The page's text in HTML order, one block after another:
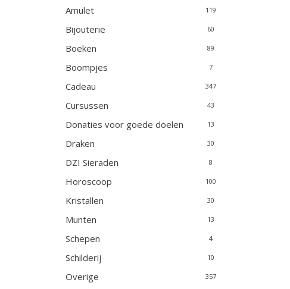
Amulet 119
Bijouterie 60
Boeken 89
Boompjes 7
Cadeau 347
Cursussen 43
Donaties voor goede doelen 13
Draken 30
DZI Sieraden 8
Horoscoop 100
Kristallen 30
Munten 13
Schepen 4
Schilderij 10
Overige 357